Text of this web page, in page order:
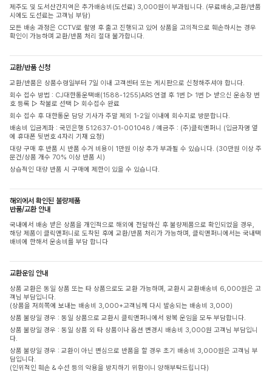
제주도 및 도서산간지역은 추가배송비(도선료) 3,000원이 부과됩니다. (무료배송,교환/반품
시에도 도선료는 고객님 부담)
모든 배송 과정은 CCTV로 촬영 후 출고 진행되고 있어 상품을 고의적으로 훼손하시는 경우
확인이 가능하며 교환/반품 처리 절대 불가합니다.
교환/반품 신청
교환/반품은 상품수령일부터 7일 이내 고객센터 또는 게시판으로 신청해주셔야 합니다.
회수 접수 방법 : CJ대한통운택배(1588-1255)ARS 연결 후 1번 ▷ 1번 ▷ 받으신 운송장 번
호 등록 ▷ 착불로 선택 ▷ 회수접수 완료
회수 접수 후 대한통운 담당 기사가 주말 제외 1-2일 이내에 회수지로 방문합니다.
배송비 입금계좌 : 국민은행 512637-01-001048 / 예금주 : (주)클릭앤퍼니 (입금자명 옆
에 휴대폰 뒷번호 4자리 기재 요청)
대량 구매 후 반품 시 반품 수거 비용이 1만원 이상 추가 부과될 수 있습니다. (30만원 이상 주
문건/상품 개수 70% 이상 반품 시)
상습적인 대량 반품 시 구매에 제한이 있을 수 있습니다.
해외에서 확인된 불량제품
반품/교환 안내
국내에서 배송 받은 상품을 개인적으로 해외에 전달하신 후 불량제품으로 확인되었을 경우,
해당 제품이 클릭앤퍼니로 도착된 후에 교환/반품 처리가 가능하며, 클릭앤퍼니에서는 국내택
배비에 한해서 운송비를 부담 합니다
교환운임 안내
상품 교환은 동일 상품 또는 타 상품으로도 교환 가능하며, 교환시 교환배송비 6,000원은 고
객님 부담입니다.
(상품을 저희쪽에 보내는 배송비 3,000+고객님께 다시 발송되는 배송비 3,000)
상품 불량일 경우 : 동일 상품으로 교환시 클릭앤퍼니에서 왕복 운임을 모두 부담합니다.
상품 불량일 경우 : 동일 상품 외 타 상품이나 옵션 변경시 배송비 3,000원 고객님 부담입니
다.
상품 불량일 경우 : 교환이 아닌 변심으로 반품을 할 경우 초기 배송비 3,000원은 고객님 부
담입니다.
(인위적인 훼손 & 수선 등의 악용을 방지하기 위함이니 양해부탁드립니다)